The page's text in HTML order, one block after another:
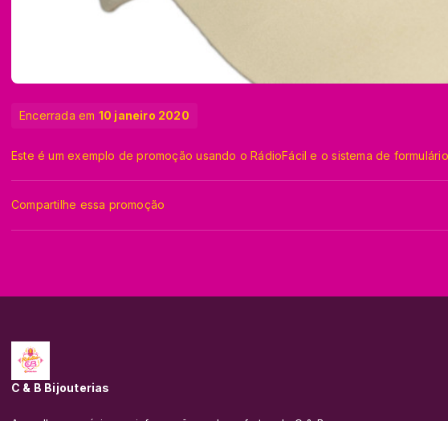
Encerrada em 10 janeiro 2020
Este é um exemplo de promoção usando o RádioFácil e o sistema de
Compartilhe essa promoção
C & B Bijouterias